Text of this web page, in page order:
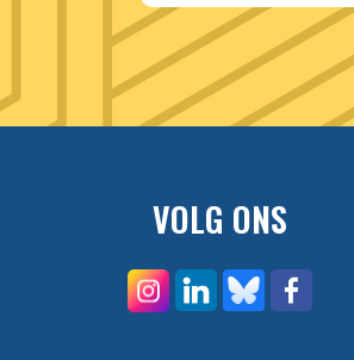
VOLG ONS